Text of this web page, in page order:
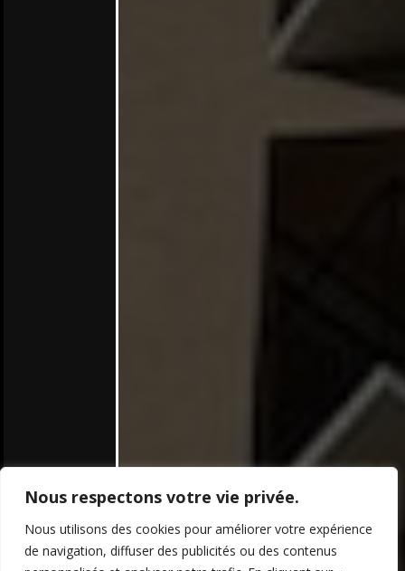
Nous respectons votre vie privée.
Nous utilisons des cookies pour améliorer votre expérience
de navigation, diffuser des publicités ou des contenus